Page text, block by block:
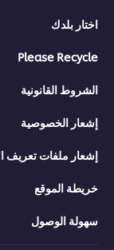
اختار بلدك
Please Recycle
الشروط القانونية
إشعار الخصوصية
إشعار ملفات تعريف
خريطة الموقع
سهولة الوصول